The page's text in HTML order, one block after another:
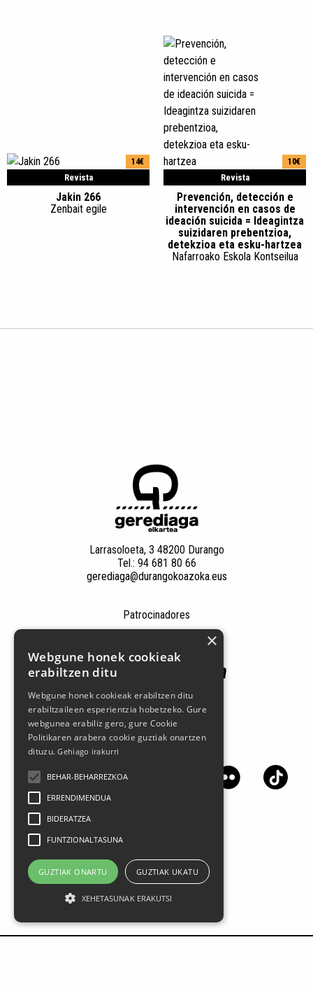
Revista
14€
Jakin 266
Zenbait egile
Revista
10€
Prevención, detección e
intervención en casos de
ideación suicida = Ideagintza
suizidaren prebentzioa,
detekzioa eta esku-hartzea
Nafarroako Eskola Kontseilua
Larrasoloeta, 3 48200 Durango
Tel.: 94 681 80 66
gerediaga@durangokoazoka.eus
Patrocinadores
Síguenos en las redes sociales
×
Webgune honek cookieak
erabiltzen ditu
Webgune honek cookieak erabiltzen ditu
erabiltzaileen esperientzia hobetzeko. Gure
webgunea erabiliz gero, gure Cookie
Politikaren arabera cookie guztiak onartzen
dituzu.Gehiago irakurri
BEHAR-BEHARREZKOA
ERRENDIMENDUA
BIDERATZEA
FUNTZIONALTASUNA
GUZTIAK ONARTU GUZTIAK UKATU
XEHETASUNAK ERAKUTSI